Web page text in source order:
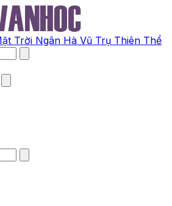
Trời Ngân Hà Vũ Trụ Thiên Thể